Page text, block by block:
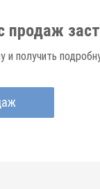
продаж
и получить